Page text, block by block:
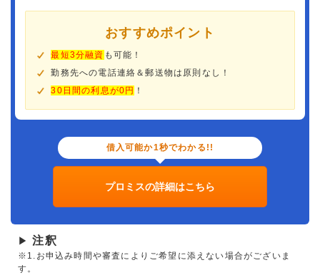
おすすめポイント
最短3分融資 も可能！
勤務先への電話連絡＆郵送物は原則なし！
30日間の利息が0円 ！
借入可能か1秒でわかる!!
プロミスの詳細はこちら
▶ 注釈
※1.お申込み時間や審査によりご希望に添えない場合がございま
す。